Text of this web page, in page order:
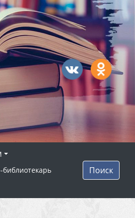
библиотекарь
Поиск